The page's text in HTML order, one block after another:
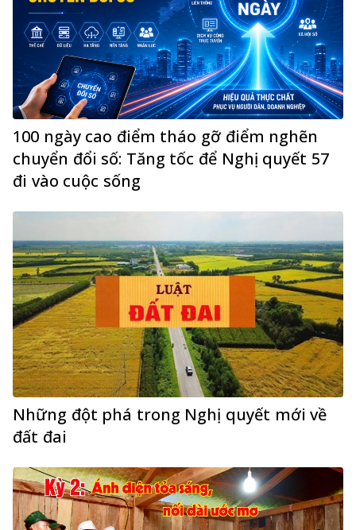
100 ngày cao điểm tháo gỡ điểm nghẽn
chuyển đổi số: Tăng tốc để Nghị quyết 57
đi vào cuộc sống
Những đột phá trong Nghị quyết mới về
đất đai